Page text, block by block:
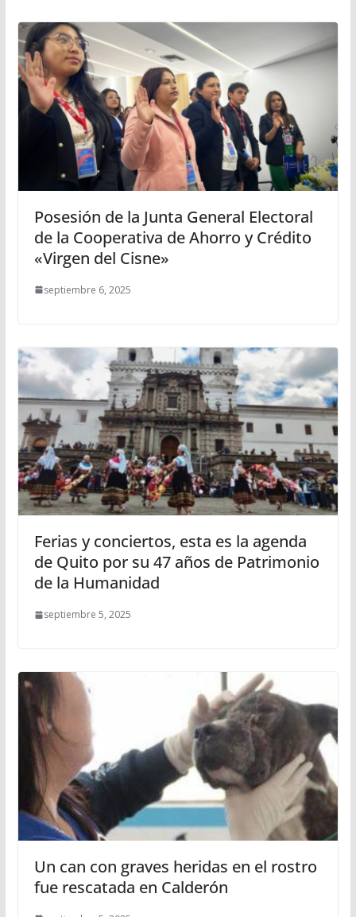
Posesión de la Junta General Electoral
de la Cooperativa de Ahorro y Crédito
«Virgen del Cisne»
septiembre 6, 2025
Ferias y conciertos, esta es la agenda
de Quito por su 47 años de Patrimonio
de la Humanidad
septiembre 5, 2025
Un can con graves heridas en el rostro
fue rescatada en Calderón